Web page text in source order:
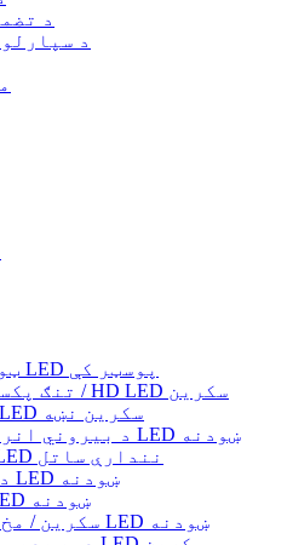
د
د
ټول په یو / پرچون LED پوسټر کې
تنګ پکسل پچ ویډیو وال / HD LED سکرین
د بیروني ثابت LED سکرین نښه
د بیروني انرژي سپمولو LED ښودنه
مخکینۍ د LED نندارې ساتل
د کور دننه ثابت LED ښودنه
د سټیج کرایه LED ښودنه
شفاف LED سکرین / مخ پرده LED ښودنه